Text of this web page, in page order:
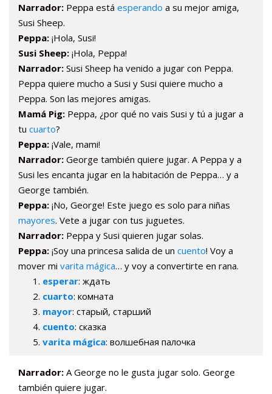
Narrador: Peppa está esperando a su mejor amiga,
Susi Sheep.
Peppa: ¡Hola, Susi!
Susi Sheep: ¡Hola, Peppa!
Narrador: Susi Sheep ha venido a jugar con Peppa.
Peppa quiere mucho a Susi y Susi quiere mucho a
Peppa. Son las mejores amigas.
Mamá Pig: Peppa, ¿por qué no vais Susi y tú a jugar a
tu cuarto?
Peppa: ¡Vale, mami!
Narrador: George también quiere jugar. A Peppa y a
Susi les encanta jugar en la habitación de Peppa… y a
George también.
Peppa: ¡No, George! Este juego es solo para niñas
mayores. Vete a jugar con tus juguetes.
Narrador: Peppa y Susi quieren jugar solas.
Peppa: ¡Soy una princesa salida de un cuento! Voy a
mover mi varita mágica… y voy a convertirte en rana.
esperar: ждать
cuarto: комната
mayor: старый, старший
cuento: сказка
varita mágica: волшебная палочка
Narrador: A George no le gusta jugar solo. George
también quiere jugar.